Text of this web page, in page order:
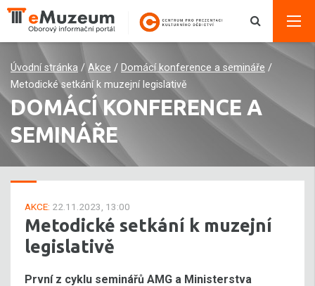
Úvodní stránka / Akce / Domácí konference a semináře /
Metodické setkání k muzejní legislativě
DOMÁCÍ KONFERENCE A
SEMINÁŘE
AKCE: 22.11.2023, 13:00
Metodické setkání k muzejní
legislativě
První z cyklu seminářů AMG a Ministerstva